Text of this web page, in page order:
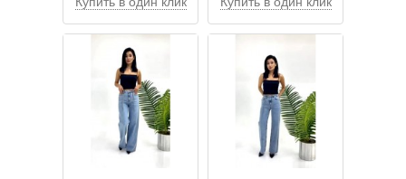
Купить Купить